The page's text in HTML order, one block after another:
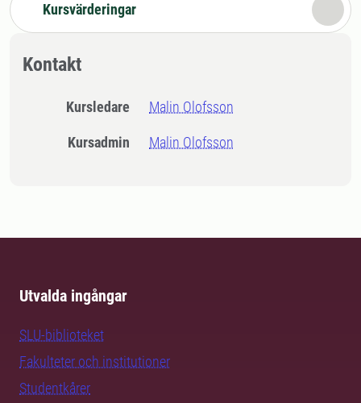
Kursvärderingar
Kontakt
Kursledare Malin Olofsson
Kursadmin Malin Olofsson
Utvalda ingångar
SLU-biblioteket
Fakulteter och institutioner
Studentkårer